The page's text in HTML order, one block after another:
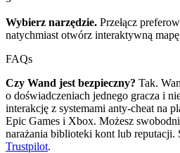
Wybierz narzędzie. Przełącz
natychmiast otwórz interaktywną
FAQs
Czy Wand jest bezpieczny? Tak.
o doświadczeniach jednego gracza i
interakcję z systemami anty-cheat na
Epic Games i Xbox. Możesz
narażania biblioteki kont lub reputacji.
Trustpilot.